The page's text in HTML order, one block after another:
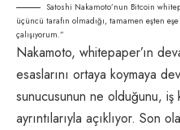
Satoshi Nakamoto’nun Bitcoin
üçüncü tarafın olmadığı, tamamen eşten
çalışıyorum.”
Nakamoto, whitepaper’ın
esaslarını ortaya koymaya
sunucusunun ne olduğunu, iş
ayrıntılarıyla açıklıyor. Son